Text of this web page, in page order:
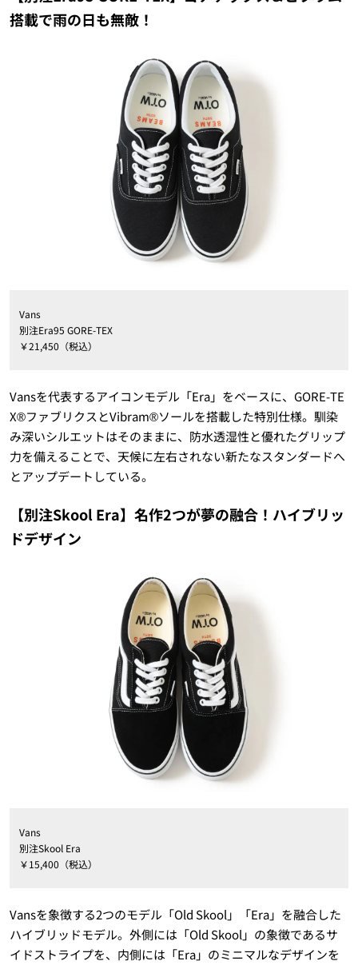
搭載で雨の日も無敵！
Vans
別注Era95 GORE-TEX
￥21,450（税込）
Vansを代表するアイコンモデル「Era」をベースに、GORE-TE
X®ファブリクスとVibram®ソールを搭載した特別仕様。馴染
み深いシルエットはそのままに、防水透湿性と優れたグリップ
力を備えることで、天候に左右されない新たなスタンダードへ
とアップデートしている。
【別注Skool Era】名作2つが夢の融合！ハイブリッ
ドデザイン
Vans
別注Skool Era
￥15,400（税込）
Vansを象徴する2つのモデル「Old Skool」「Era」を融合した
ハイブリッドモデル。外側には「Old Skool」の象徴であるサ
イドストライプを、内側には「Era」のミニマルなデザインを